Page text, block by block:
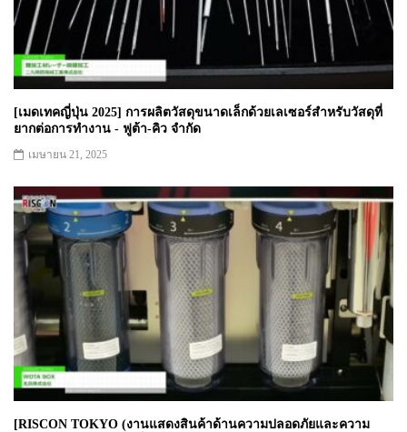
[เมดเทคญี่ปุ่น 2025] การผลิตวัสดุขนาดเล็กด้วยเลเซอร์สำหรับวัสดุที่
ยากต่อการทำงาน - ฟูต้า-คิว จำกัด
เมษายน 21, 2025
[RISCON TOKYO (งานแสดงสินค้าด้านความปลอดภัยและความ